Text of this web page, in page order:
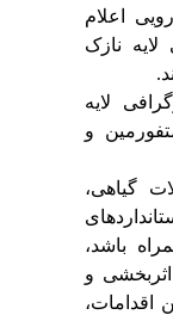
اعلام
لایه نازک
.
لایه
و
گیاهی،
باشد،
اثربخشی و
اقدامات،